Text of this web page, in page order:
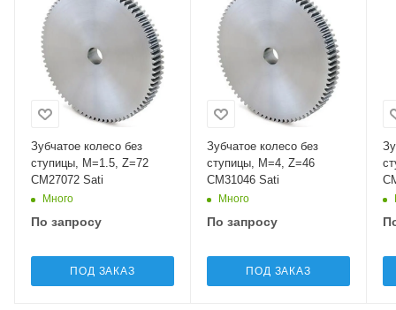
Зубчатое колесо без
ступицы, M=1.5, Z=72
CM27072 Sati
Много
По запросу
ПОД ЗАКАЗ
Зубчатое колесо без
ступицы, M=4, Z=46
CM31046 Sati
Много
По запросу
ПОД ЗАКАЗ